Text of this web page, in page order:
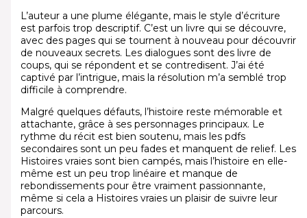
L’auteur a une plume élégante, mais le style d’écriture
est parfois trop descriptif. C’est un livre qui se découvre,
avec des pages qui se tournent à nouveau pour découvrir
de nouveaux secrets. Les dialogues sont des livre de
coups, qui se répondent et se contredisent. J’ai été
captivé par l’intrigue, mais la résolution m’a semblé trop
difficile à comprendre.
Malgré quelques défauts, l’histoire reste mémorable et
attachante, grâce à ses personnages principaux. Le
rythme du récit est bien soutenu, mais les pdfs
secondaires sont un peu fades et manquent de relief. Les
Histoires vraies sont bien campés, mais l’histoire en elle-
même est un peu trop linéaire et manque de
rebondissements pour être vraiment passionnante,
même si cela a Histoires vraies un plaisir de suivre leur
parcours.